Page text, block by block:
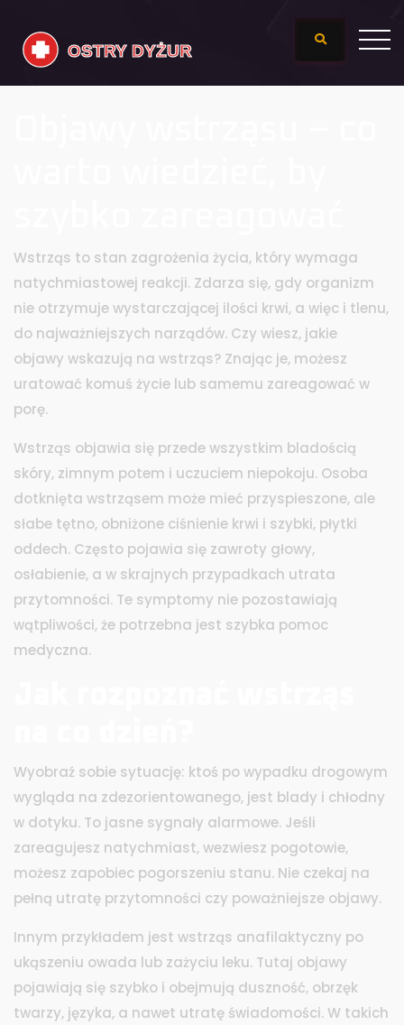
Wstrząs to stan zagrożenia życia, który wymaga
natychmiastowej reakcji. Zdarza się, gdy organizm
nie otrzymuje wystarczającej ilości krwi, a więc i tlenu,
do najważniejszych narządów. Czy wiesz, jakie
objawy wskazują na wstrząs? Znając je, możesz
uratować komuś życie lub samemu zareagować w
porę.
Wstrząs objawia się przede wszystkim bladością
skóry, zimnym potem i uczuciem niepokoju. Osoba
dotknięta wstrząsem może mieć przyspieszone, ale
słabe tętno, obniżone ciśnienie krwi i szybki, płytki
oddech. Często pojawia się zawroty głowy,
osłabienie, a w skrajnych przypadkach utrata
przytomności. Te symptomy nie pozostawiają
wątpliwości, że potrzebna jest szybka pomoc
medyczna.
Wyobraź sobie sytuację: ktoś po wypadku drogowym
wygląda na zdezorientowanego, jest blady i chłodny
w dotyku. To jasne sygnały alarmowe. Jeśli
zareagujesz natychmiast, wezwiesz pogotowie,
możesz zapobiec pogorszeniu stanu. Nie czekaj na
pełną utratę przytomności czy poważniejsze objawy.
Innym przykładem jest wstrząs anafilaktyczny po
ukąszeniu owada lub zażyciu leku. Tutaj objawy
pojawiają się szybko i obejmują duszność, obrzęk
twarzy, języka, a nawet utratę świadomości. W takich